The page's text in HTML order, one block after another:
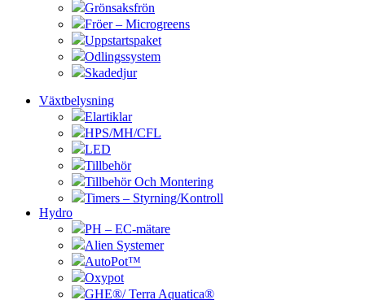
Grönsaksfrön
Fröer – Microgreens
Uppstartspaket
Odlingssystem
Skadedjur
Växtbelysning
Elartiklar
HPS/MH/CFL
LED
Tillbehör
Tillbehör Och Montering
Timers – Styrning/Kontroll
Hydro
PH – EC-mätare
Alien Systemer
AutoPot™
Oxypot
GHE®/ Terra Aquatica®